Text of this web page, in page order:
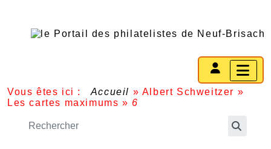
Vous êtes ici : Accueil » Albert Schweitzer »
Les cartes maximums » 6